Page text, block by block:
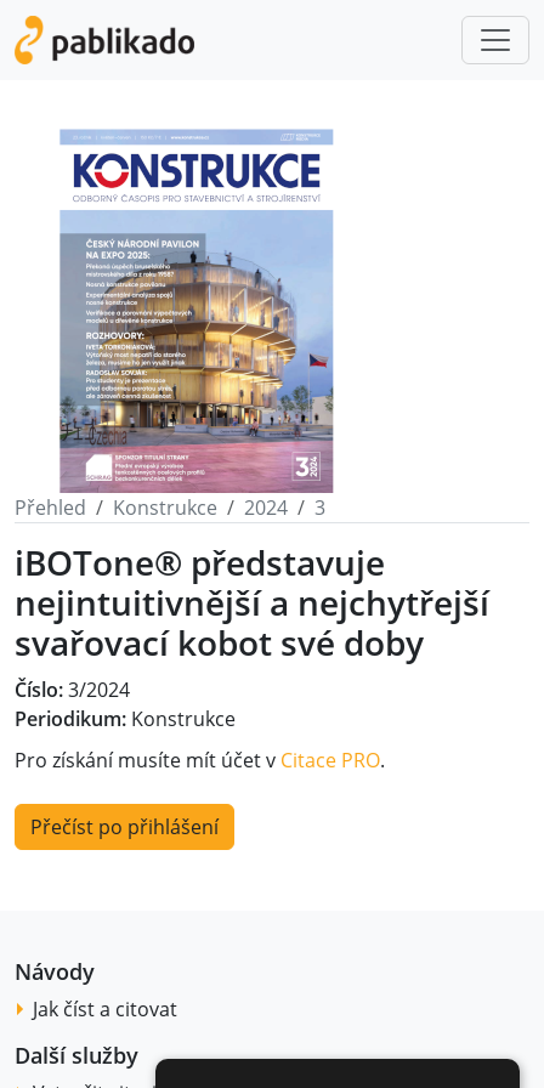
Přehled Konstrukce 2024 3
iBOTone® představuje
nejintuitivnější a nejchytřejší
svařovací kobot své doby
Číslo:3/2024
Periodikum: Konstrukce
Pro získání musíte mít účet v Citace PRO.
Přečíst po přihlášení
Návody
Jak číst a citovat
Další služby